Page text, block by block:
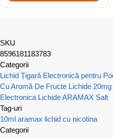
SKU
8596181183783
Categorii
Lichid Țigară Electronică pentru
Cu Aromă De Fructe Lichide
Electronica Lichide ARAMAX Salt
Tag-uri
10ml aramax lichid cu nicotina
Categorii